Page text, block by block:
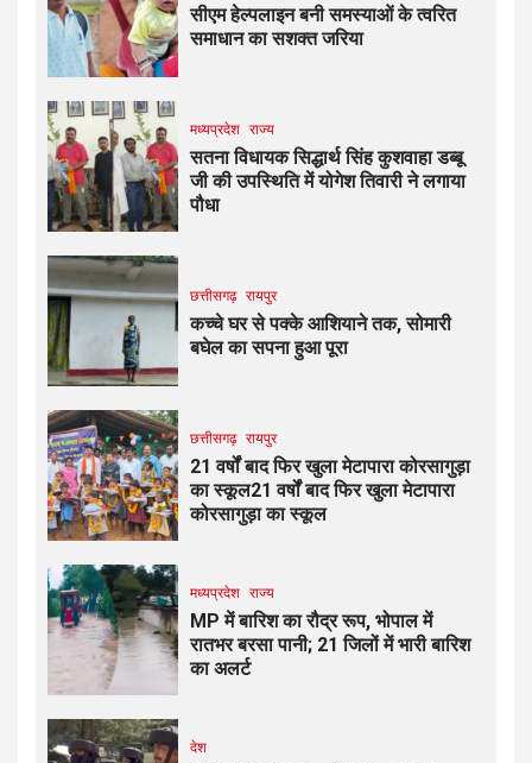
सीएम हेल्पलाइन बनी समस्याओं के त्वरित
समाधान का सशक्त जरिया
मध्यप्रदेश राज्य
सतना विधायक सिद्धार्थ सिंह कुशवाहा डब्बू
जी की उपस्थिति में योगेश तिवारी ने लगाया
पौधा
छत्तीसगढ़ रायपुर
कच्चे घर से पक्के आशियाने तक, सोमारी
बघेल का सपना हुआ पूरा
छत्तीसगढ़ रायपुर
21 वर्षों बाद फिर खुला मेटापारा कोरसागुड़ा
का स्कूल21 वर्षों बाद फिर खुला मेटापारा
कोरसागुड़ा का स्कूल
मध्यप्रदेश राज्य
MP में बारिश का रौद्र रूप, भोपाल में
रातभर बरसा पानी; 21 जिलों में भारी बारिश
का अलर्ट
देश